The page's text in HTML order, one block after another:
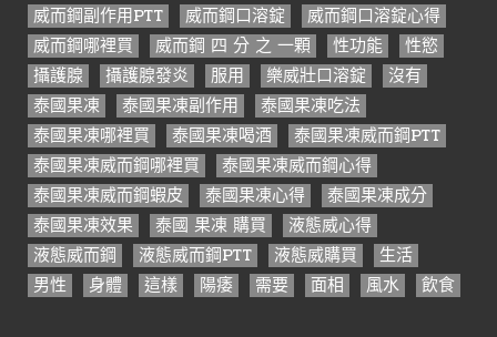
威而鋼副作用PTT
威而鋼口溶錠
威而鋼口溶錠心得
威而鋼哪裡買
威而鋼 四 分 之 一顆 性功能
性慾
攝護腺
攝護腺發炎 服用 樂威壯口溶錠
沒有
泰國果凍
泰國果凍副作用
泰國果凍吃法
泰國果凍哪裡買
泰國果凍喝酒
泰國果凍威而鋼PTT
泰國果凍威而鋼哪裡買
泰國果凍威而鋼心得
泰國果凍威而鋼蝦皮
泰國果凍心得
泰國果凍成分
泰國果凍效果
泰國 果凍 購買
液態威心得
液態威而鋼
液態威而鋼PTT 液態威購買
生活
男性
身體 這樣 陽痿 需要 面相 風水 飲食